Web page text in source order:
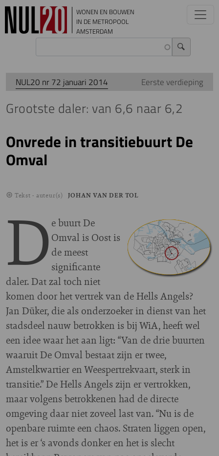
Overslaan en naar de inhoud gaan
WONEN EN BOUWEN
IN DE METROPOOL
AMSTERDAM
NUL20 nr 72 januari 2014 Eerste verdieping
Grootste daler: van 6,6 naar 6,2
Onvrede in transitiebuurt De
Omval
Tekst - auteur(s) JOHAN VAN DER TOL
D e buurt De
Omval is Oost is
de meest
significante
daler. Dat zal toch niet
komen door het vertrek van de Hells Angels?
Jan Düker, die als onderzoeker in dienst van het
stadsdeel nauw betrokken is bij WiA, heeft wel
een idee waar het aan ligt: “Van de drie buurten
waaruit De Omval bestaat zijn er twee,
Amstelkwartier en Weespertrekvaart, sterk in
transitie.” De Hells Angels zijn er vertrokken,
maar volgens betrokkenen had de directe
omgeving daar niet zoveel last van. “Nu is de
openbare ruimte een chaos. Straten liggen open,
het is er ‘s avonds donker en het is slecht